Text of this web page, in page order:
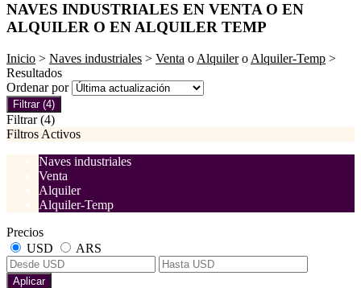
NAVES INDUSTRIALES EN VENTA O EN
ALQUILER O EN ALQUILER TEMP
Inicio > Naves industriales > Venta o Alquilero Alquiler-Temp >
Resultados
Ordenar por
Filtrar (4)
Filtrar (4)
Filtros Activos
Naves industriales
Venta
Alquiler
Alquiler-Temp
Precios
USD
ARS
Aplicar